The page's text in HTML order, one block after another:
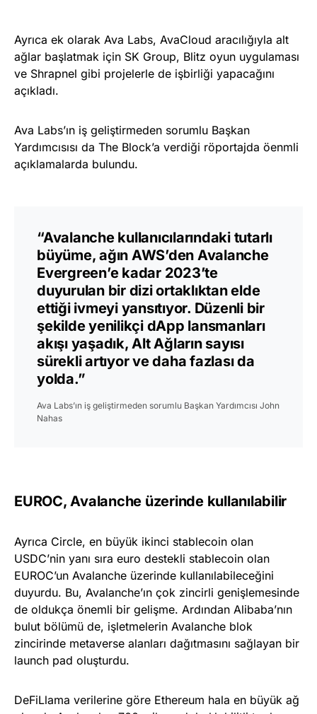
Ayrıca ek olarak Ava Labs, AvaCloud aracılığıyla alt
ağlar başlatmak için SK Group, Blitz oyun uygulaması
ve Shrapnel gibi projelerle de işbirliği yapacağını
açıkladı.
Ava Labs’ın iş geliştirmeden sorumlu Başkan
Yardımcısısı da The Block’a verdiği röportajda öenmli
açıklamalarda bulundu.
“Avalanche kullanıcılarındaki tutarlı
büyüme, ağın AWS’den Avalanche
Evergreen’e kadar 2023’te
duyurulan bir dizi ortaklıktan elde
ettiği ivmeyi yansıtıyor. Düzenli bir
şekilde yenilikçi dApp lansmanları
akışı yaşadık, Alt Ağların sayısı
sürekli artıyor ve daha fazlası da
yolda.”
Ava Labs’ın iş geliştirmeden sorumlu Başkan Yardımcısı John
Nahas
EUROC, Avalanche üzerinde kullanılabilir
Ayrıca Circle, en büyük ikinci stablecoin olan
USDC’nin yanı sıra euro destekli stablecoin olan
EUROC’un Avalanche üzerinde kullanılabileceğini
duyurdu. Bu, Avalanche’ın çok zincirli genişlemesinde
de oldukça önemli bir gelişme. Ardından Alibaba’nın
bulut bölümü de, işletmelerin Avalanche blok
zincirinde metaverse alanları dağıtmasını sağlayan bir
launch pad oluşturdu.
DeFiLlama verilerine göre Ethereum hala en büyük ağ